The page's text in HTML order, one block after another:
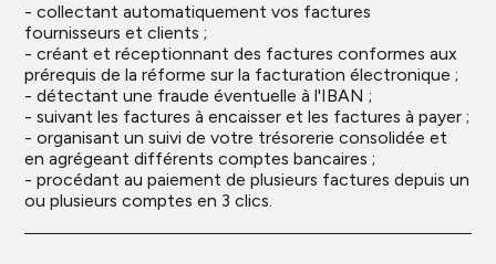
- collectant automatiquement vos factures
fournisseurs et clients ;
- créant et réceptionnant des factures conformes aux
prérequis de la réforme sur la facturation électronique ;
- détectant une fraude éventuelle à l'IBAN ;
- suivant les factures à encaisser et les factures à payer ;
- organisant un suivi de votre trésorerie consolidée et
en agrégeant différents comptes bancaires ;
- procédant au paiement de plusieurs factures depuis un
ou plusieurs comptes en 3 clics.